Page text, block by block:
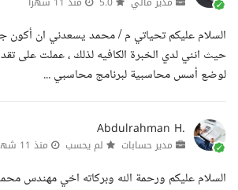
السلام عليكم تحياتي م / محمد يسعدني ان أكون
حيث انني لدي الخبرة الكافيه لذلك ، عملت على
لوضع أسس محاسبية لبرنامج محاسبي ...
Abdulrahman H.
مدير حسابات لم يحسب منذ 11 شهرا
السلام عليكم ورحمة الله وبركاته اخي مهندس